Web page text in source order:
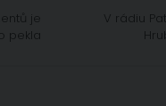
je
pekla
V rádiu